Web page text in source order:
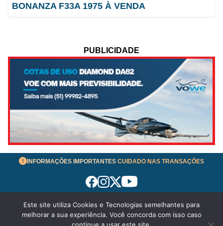
BONANZA F33A 1975 À VENDA
PUBLICIDADE
INFORMAÇÕES IMPORTANTES CUIDADO NAS TRANSAÇÕES
Termos de Uso
© 2026 aeronavesavenda.com | Todos os Direitos
Este site utiliza Cookies e Tecnologias semelhantes para
melhorar a sua experiência. Você concorda com isso caso